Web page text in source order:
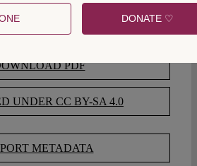
PDF
UNDER CC BY-SA 4.0
METADATA
DONATE ♡